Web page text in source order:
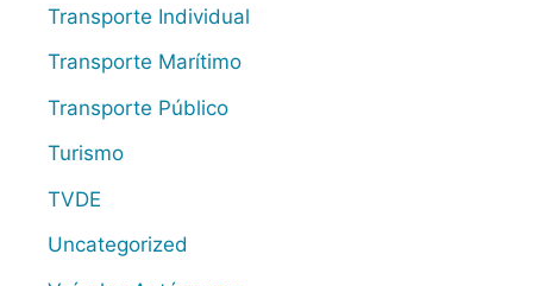
Transporte Individual
Transporte Marítimo
Transporte Público
Turismo
TVDE
Uncategorized